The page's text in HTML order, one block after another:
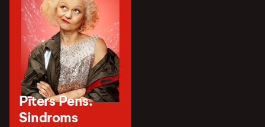
Pīters Pens.
Sindroms